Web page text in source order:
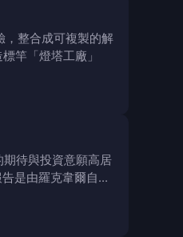
，整合成可複製的解
竿「燈塔工廠」
期待與投資意願高居
是由羅克韋爾自動